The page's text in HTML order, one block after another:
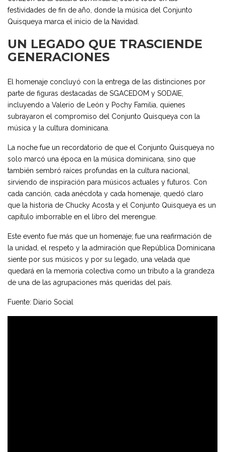
festividades de fin de año, donde la música del Conjunto
Quisqueya marca el inicio de la Navidad.
UN LEGADO QUE TRASCIENDE
GENERACIONES
El homenaje concluyó con la entrega de las distinciones por
parte de figuras destacadas de SGACEDOM y SODAIE,
incluyendo a Valerio de León y Pochy Familia, quienes
subrayaron el compromiso del Conjunto Quisqueya con la
música y la cultura dominicana.
La noche fue un recordatorio de que el Conjunto Quisqueya no
solo marcó una época en la música dominicana, sino que
también sembró raíces profundas en la cultura nacional,
sirviendo de inspiración para músicos actuales y futuros. Con
cada canción, cada anécdota y cada homenaje, quedó claro
que la historia de Chucky Acosta y el Conjunto Quisqueya es un
capítulo imborrable en el libro del merengue.
Este evento fue más que un homenaje; fue una reafirmación de
la unidad, el respeto y la admiración que República Dominicana
siente por sus músicos y por su legado, una velada que
quedará en la memoria colectiva como un tributo a la grandeza
de una de las agrupaciones más queridas del país.
Fuente: Diario Social